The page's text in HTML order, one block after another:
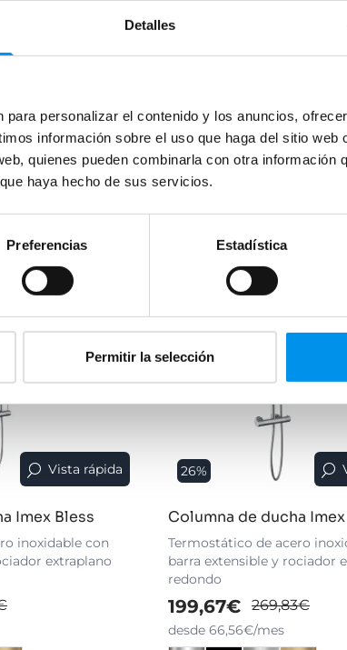
Detalles
personalizar el contenido y los anuncios,
información sobre el uso que haga del sitio web
quienes pueden combinarla con otra información
haya hecho de sus servicios.
Preferencias Estadística
Permitir la selección
283,74€
+ 1 COLORES DISPONIBLES
Ver opciones
Vista rápida
Imex Bless
inoxidable con
extraplano
26%
Columna de ducha
Termostático de acero
barra extensible y rociador
redondo
199,67€ 269,83€
desde 66,56€/mes